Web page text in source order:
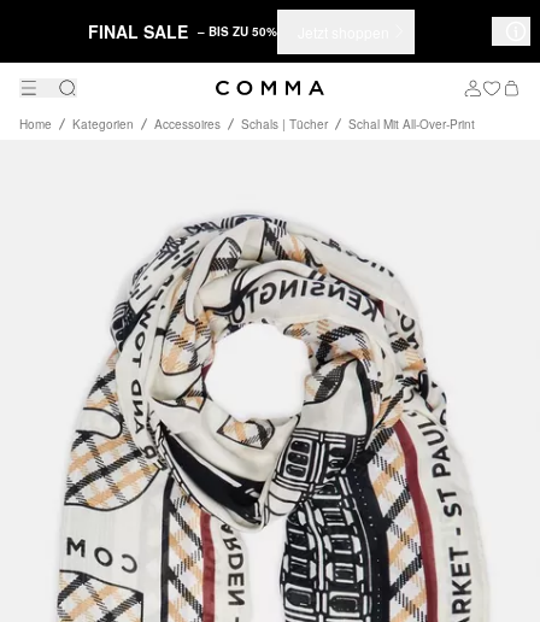
FINAL SALE – BIS ZU 50%
Home Kategorien Accessoires Schals | Tücher Schal Mit All-Over-Print